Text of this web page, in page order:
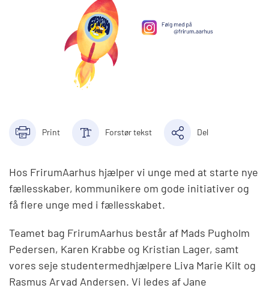
Print Forstør tekst Del
Hos FrirumAarhus hjælper vi unge med at starte nye
fællesskaber, kommunikere om gode initiativer og
få flere unge med i fællesskabet.
Teamet bag FrirumAarhus består af Mads Pugholm
Pedersen, Karen Krabbe og Kristian Lager, samt
vores seje studentermedhjælpere Liva Marie Kilt og
Rasmus Arvad Andersen. Vi ledes af Jane